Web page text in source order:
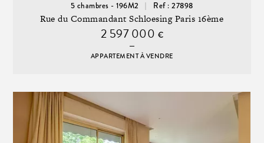
5 chambres - 196M2 Ref : 27898
Rue du Commandant Schloesing Paris 16ème
2 597 000 €
APPARTEMENT À VENDRE